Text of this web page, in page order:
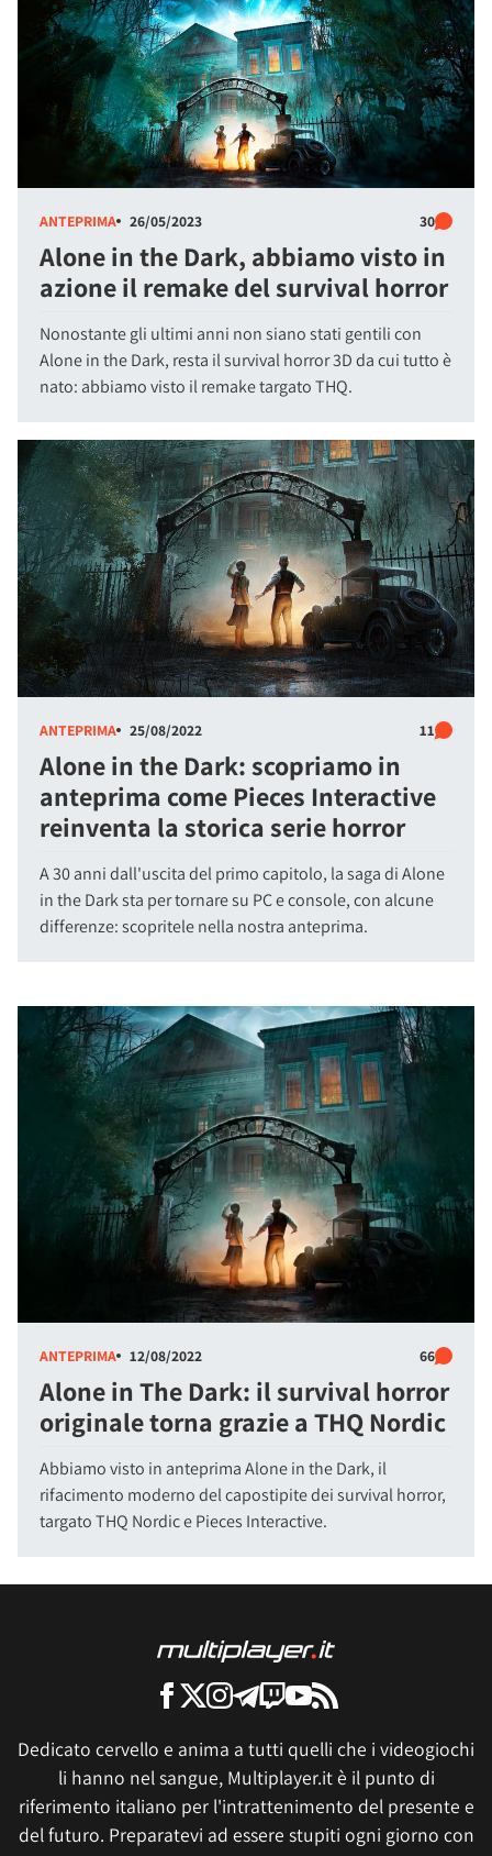
ANTEPRIMA 26/05/2023 30
Alone in the Dark, abbiamo visto in
azione il remake del survival horror
Nonostante gli ultimi anni non siano stati gentili con
Alone in the Dark, resta il survival horror 3D da cui tutto è
nato: abbiamo visto il remake targato THQ.
ANTEPRIMA 25/08/2022 11
Alone in the Dark: scopriamo in
anteprima come Pieces Interactive
reinventa la storica serie horror
A 30 anni dall'uscita del primo capitolo, la saga di Alone
in the Dark sta per tornare su PC e console, con alcune
differenze: scopritele nella nostra anteprima.
ANTEPRIMA 12/08/2022 66
Alone in The Dark: il survival horror
originale torna grazie a THQ Nordic
Abbiamo visto in anteprima Alone in the Dark, il
rifacimento moderno del capostipite dei survival horror,
targato THQ Nordic e Pieces Interactive.
Dedicato cervello e anima a tutti quelli che i videogiochi
li hanno nel sangue, Multiplayer.it è il punto di
riferimento italiano per l'intrattenimento del presente e
del futuro. Preparatevi ad essere stupiti ogni giorno con